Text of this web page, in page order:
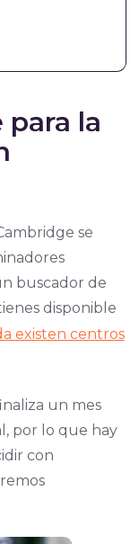
para la
se
buscador de
disponible
existen centros
un mes
por lo que hay
con